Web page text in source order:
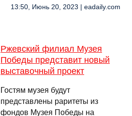
13:50, Июнь 20, 2023 | eadaily.com
Ржевский филиал Музея
Победы представит новый
выставочный проект
Гостям музея будут
представлены раритеты из
фондов Музея Победы на